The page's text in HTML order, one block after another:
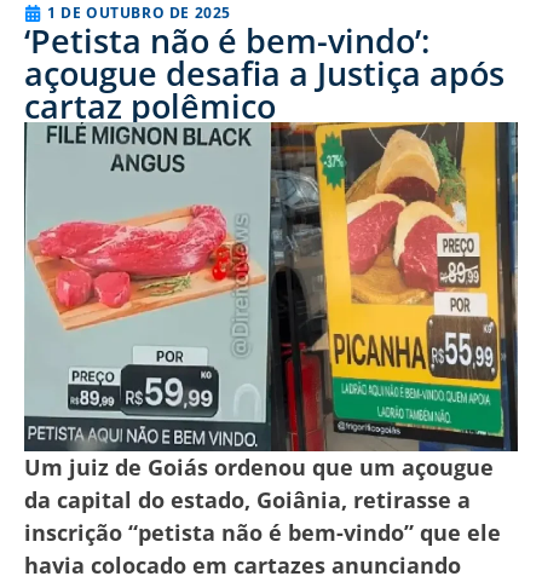
1 DE OUTUBRO DE 2025
‘Petista não é bem-vindo’:
açougue desafia a Justiça após
cartaz polêmico
Um juiz de Goiás ordenou que um açougue
da capital do estado, Goiânia, retirasse a
inscrição “petista não é bem-vindo” que ele
havia colocado em cartazes anunciando